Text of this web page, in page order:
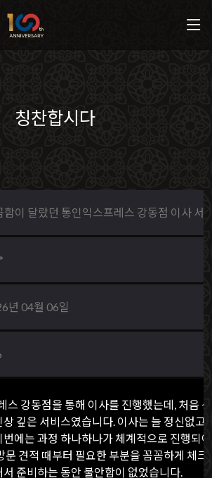
칭찬합시다
함이 달랐던 통인익스프레스 강동점 이사 서
년 04월 06일
스 강동점을 통해 이사를 진행했는데, 처음
깊은 서비스였습니다. 이사는 늘 정신없고
에는 과정 하나하나가 체계적으로 진행되
문 견적 때부터 필요한 부분을 꼼꼼하게 체크
준비하는 동안 불안함이 없었습니다.